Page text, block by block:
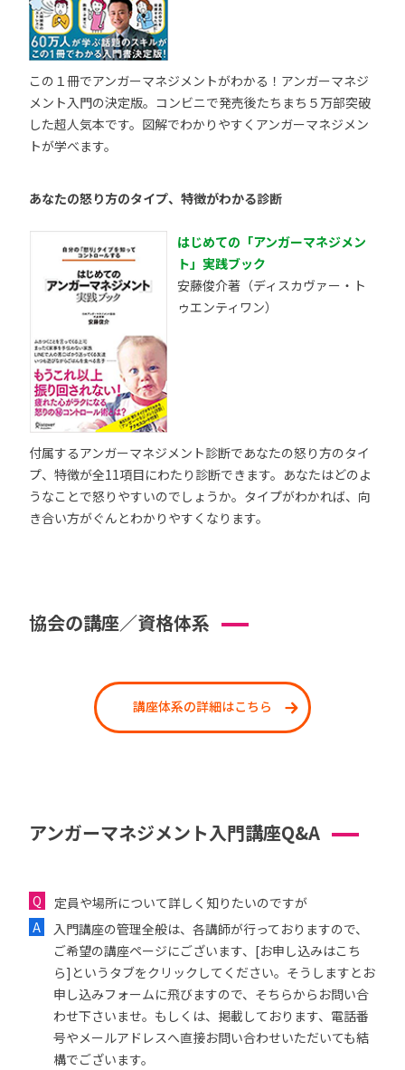
この１冊でアンガーマネジメントがわかる！アンガーマネジ
メント入門の決定版。コンビニで発売後たちまち５万部突破
した超人気本です。図解でわかりやすくアンガーマネジメン
トが学べます。
あなたの怒り方のタイプ、特徴がわかる診断
はじめての「アンガーマネジメン
ト」実践ブック
安藤俊介著（ディスカヴァー・ト
ゥエンティワン）
付属するアンガーマネジメント診断であなたの怒り方のタイ
プ、特徴が全11項目にわたり診断できます。あなたはどのよ
うなことで怒りやすいのでしょうか。タイプがわかれば、向
き合い方がぐんとわかりやすくなります。
協会の講座／資格体系
講座体系の詳細はこちら
アンガーマネジメント入門講座Q&A
定員や場所について詳しく知りたいのですが
入門講座の管理全般は、各講師が行っておりますので、
ご希望の講座ページにございます、[お申し込みはこち
ら]というタブをクリックしてください。そうしますとお
申し込みフォームに飛びますので、そちらからお問い合
わせ下さいませ。もしくは、掲載しております、電話番
号やメールアドレスへ直接お問い合わせいただいても結
構でございます。